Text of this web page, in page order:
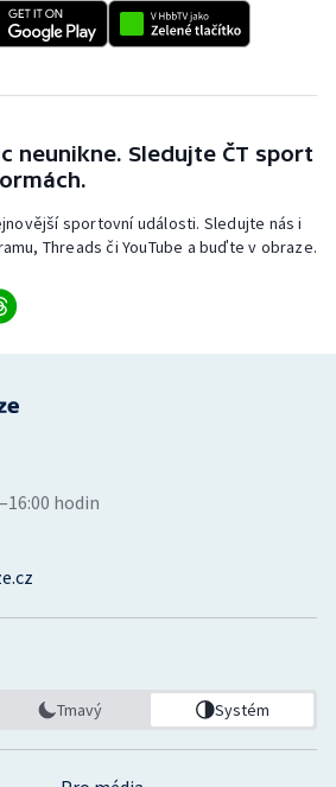
neunikne. Sledujte ČT sport
sportovní události. Sledujte nás i
Threads či YouTube a buďte v obraze.
hodin
Tmavý Systém